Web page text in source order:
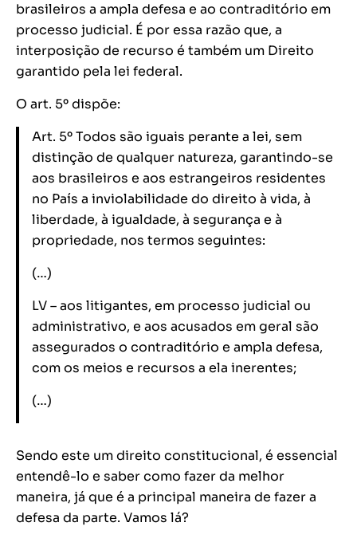
brasileiros a ampla defesa e ao contraditório em
processo judicial. É por essa razão que, a
interposição de recurso é também um Direito
garantido pela lei federal.
O art. 5º dispõe:
Art. 5º Todos são iguais perante a lei, sem
distinção de qualquer natureza, garantindo-se
aos brasileiros e aos estrangeiros residentes
no País a inviolabilidade do direito à vida, à
liberdade, à igualdade, à segurança e à
propriedade, nos termos seguintes:
(…)
LV – aos litigantes, em processo judicial ou
administrativo, e aos acusados em geral são
assegurados o contraditório e ampla defesa,
com os meios e recursos a ela inerentes;
(…)
Sendo este um direito constitucional, é essencial
entendê-lo e saber como fazer da melhor
maneira, já que é a principal maneira de fazer a
defesa da parte. Vamos lá?